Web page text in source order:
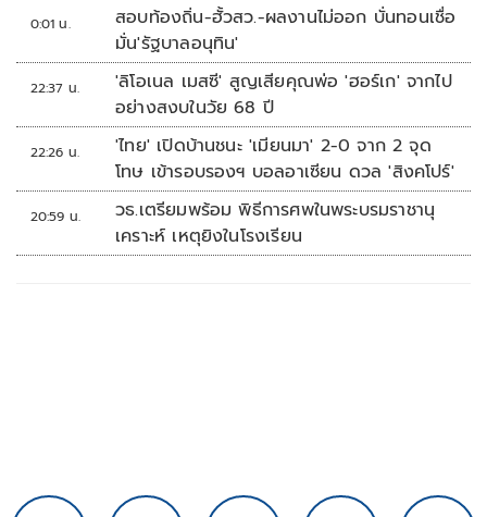
0:01 น.
สอบท้องถิ่น-ฮั้วสว.-ผลงานไม่ออก บั่นทอนเชื่อ
มั่น'รัฐบาลอนุทิน'
22:37 น.
'ลิโอเนล เมสซี' สูญเสียคุณพ่อ 'ฮอร์เก' จากไป
อย่างสงบในวัย 68 ปี
22:26 น.
'ไทย' เปิดบ้านชนะ 'เมียนมา' 2-0 จาก 2 จุด
โทษ เข้ารอบรองฯ บอลอาเซียน ดวล 'สิงคโปร์'
20:59 น.
วธ.เตรียมพร้อม พิธีการศพในพระบรมราชานุ
เคราะห์ เหตุยิงในโรงเรียน